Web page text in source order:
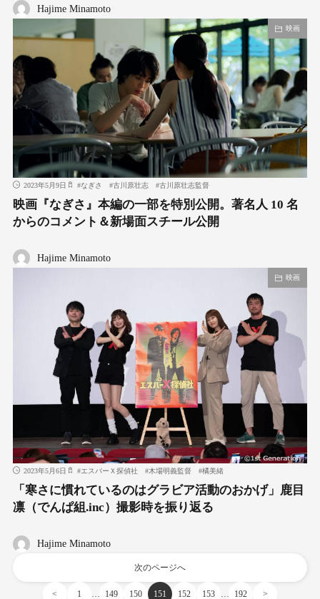
Hajime Minamoto
映画
2023年5月9日 #なぎさ #古川原壮志 #古川原壮志監督
映画『なぎさ』本編の一部を特別公開。著名人 10 名
からのコメント＆新場面スチール公開
Hajime Minamoto
映画
2023年5月6日 #エスパーＸ探偵社 #木場明義監督 #橘美緒
「寒さに慣れているのはグラビア活動のおかげ」鹿目
凛（でんぱ組.inc）撮影時を振り返る
Hajime Minamoto
次のページへ
< 1 149 150 151 152 153 192 >